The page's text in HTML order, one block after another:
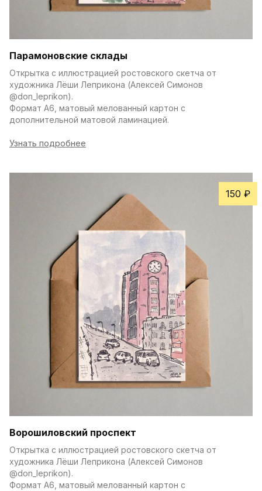
Парамоновские склады
Открытка с иллюстрацией ростовского скетча от
художника Лёши Леприкона (Алексей Симонов
@don_leprikon).
Формат А6, матовый мелованный картон с
дополнительной матовой ламинацией.
Узнать подробнее
Ворошиловский проспект
Открытка с иллюстрацией ростовского скетча от
художника Лёши Леприкона (Алексей Симонов
@don_leprikon).
Формат А6, матовый мелованный картон с
150 ₽